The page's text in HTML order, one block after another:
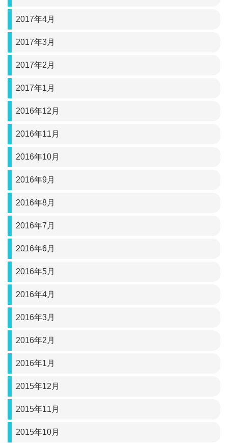
2017年4月
2017年3月
2017年2月
2017年1月
2016年12月
2016年11月
2016年10月
2016年9月
2016年8月
2016年7月
2016年6月
2016年5月
2016年4月
2016年3月
2016年2月
2016年1月
2015年12月
2015年11月
2015年10月